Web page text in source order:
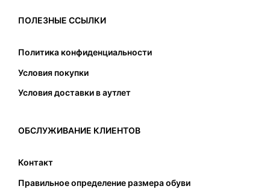
ПОЛЕЗНЫЕ ССЫЛКИ
Политика конфиденциальности
Условия покупки
Условия доставки в аутлет
ОБСЛУЖИВАНИЕ КЛИЕНТОВ
Контакт
Правильное определение размера обуви